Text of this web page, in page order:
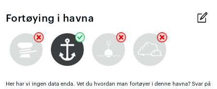
Fortøying i havna
Her har vi ingen data enda. Vet du hvordan man fortøyer i denne havna? Svar på